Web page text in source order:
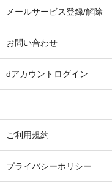
メールサービス登録/解除
お問い合わせ
dアカウントログイン
ご利用規約
プライバシーポリシー